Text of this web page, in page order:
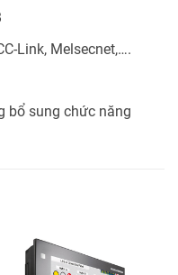
Link, Melsecnet,….
bổ sung chức năng